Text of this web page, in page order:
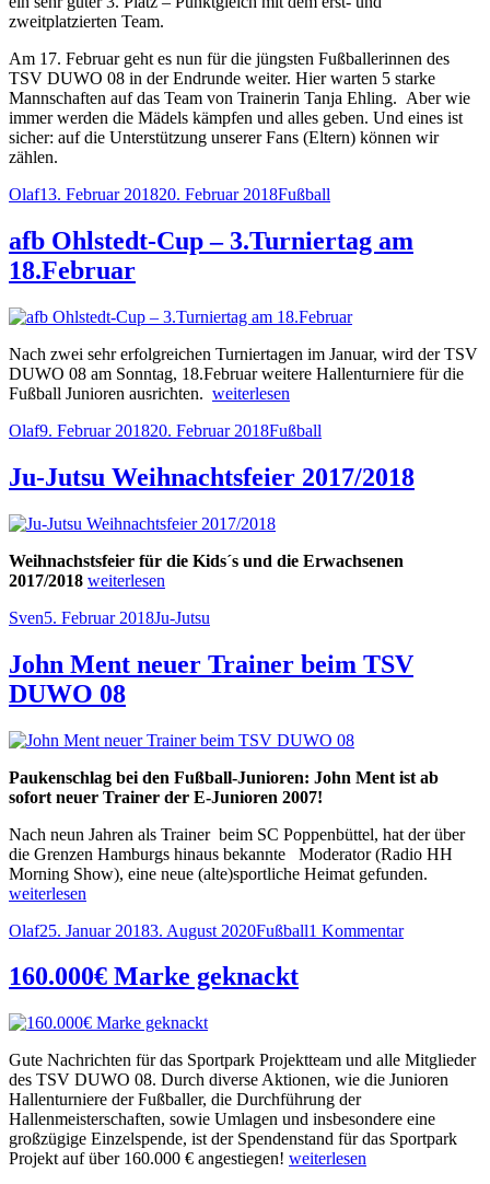
zweitplatzierten Team.
Am 17. Februar geht es nun für die jüngsten Fußballerinnen des
TSV DUWO 08 in der Endrunde weiter. Hier warten 5 starke
Mannschaften auf das Team von Trainerin Tanja Ehling. Aber wie
immer werden die Mädels kämpfen und alles geben. Und eines ist
sicher: auf die Unterstützung unserer Fans (Eltern) können wir
zählen.
Autor
OlafVeröffentlicht
13. Februar 201820. Februar 2018Kategorien
Fußball
afb Ohlstedt-Cup – 3.Turniertag am
18.Februar
Nach zwei sehr erfolgreichen Turniertagen im Januar, wird der TSV
DUWO 08 am Sonntag, 18.Februar weitere Hallenturniere für die
Fußball Junioren ausrichten. „afb
Cup
3.Turniertag
am
weiterlesen
Autor
OlafVeröffentlicht
9. Februar 201820. Februar 2018Kategorien
Fußball
Ju-Jutsu Weihnachtsfeier 2017/2018
Weihnachstsfeier für die Kids´s und die Erwachsenen
2017/2018 „Ju-
Weihnachtsfeier
weiterlesen
Autor
SvenVeröffentlicht
5. Februar 2018Kategorien
Ju-Jutsu
John Ment neuer Trainer beim TSV
DUWO 08
Paukenschlag bei den Fußball-Junioren: John Ment ist ab
sofort neuer Trainer der E-Junioren 2007!
Nach neun Jahren als Trainer beim SC Poppenbüttel, hat der über
die Grenzen Hamburgs hinaus bekannte Moderator (Radio HH
Morning Show), eine neue (alte)sportliche Heimat gefunden.
weiterlesen
Autor
OlafVeröffentlicht
25. Januar 20183. August 2020Kategorien
Fußball1 Kommentarzu
DUWO
08
160.000€ Marke geknackt
Gute Nachrichten für das Sportpark Projektteam und alle Mitglieder
des TSV DUWO 08. Durch diverse Aktionen, wie die Junioren
Hallenturniere der Fußballer, die Durchführung der
Hallenmeisterschaften, sowie Umlagen und insbesondere eine
großzügige Einzelspende, ist der Spendenstand für das Sportpark
Projekt auf über 160.000 € angestiegen! „160.000€
weiterlesen